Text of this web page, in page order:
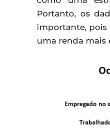
Portanto, os
importante, pois
uma renda mais